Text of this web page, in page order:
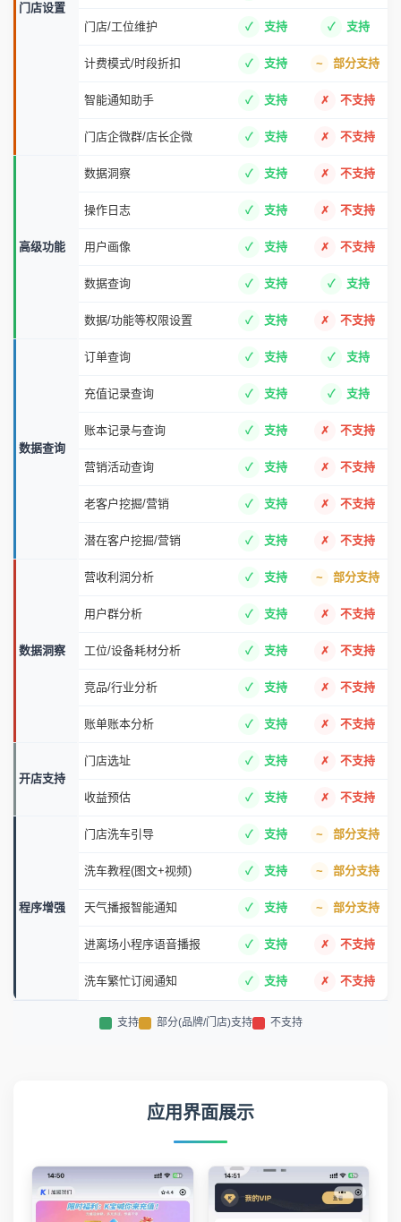
门店设置
门店/工位维护 支持 支持
计费模式/时段折扣 支持 部分支持
智能通知助手 支持 不支持
门店企微群/店长企微 支持 不支持
高级功能
数据洞察 支持 不支持
操作日志 支持 不支持
用户画像 支持 不支持
数据查询 支持 支持
数据/功能等权限设置 支持 不支持
数据查询
订单查询 支持 支持
充值记录查询 支持 支持
账本记录与查询 支持 不支持
营销活动查询 支持 不支持
老客户挖掘/营销 支持 不支持
潜在客户挖掘/营销 支持 不支持
数据洞察
营收利润分析 支持 部分支持
用户群分析 支持 不支持
工位/设备耗材分析 支持 不支持
竞品/行业分析 支持 不支持
账单账本分析 支持 不支持
开店支持
门店选址 支持 不支持
收益预估 支持 不支持
程序增强
门店洗车引导 支持 部分支持
洗车教程(图文+视频) 支持 部分支持
天气播报智能通知 支持 部分支持
进离场小程序语音播报 支持 不支持
洗车繁忙订阅通知 支持 不支持
支持 部分(品牌/门店)支持 不支持
应用界面展示